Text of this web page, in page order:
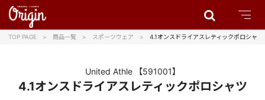
TOP PAGE 商品一覧 スポーツウェア 4.1オンスドライアスレティックポロシャツ
United Athle 【591001】
4.1オンスドライアスレティックポロシャツ